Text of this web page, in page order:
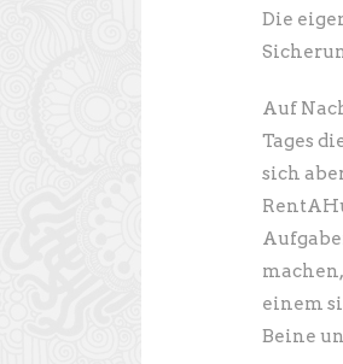
Die
Auf
Tages
sich
einem
Beine